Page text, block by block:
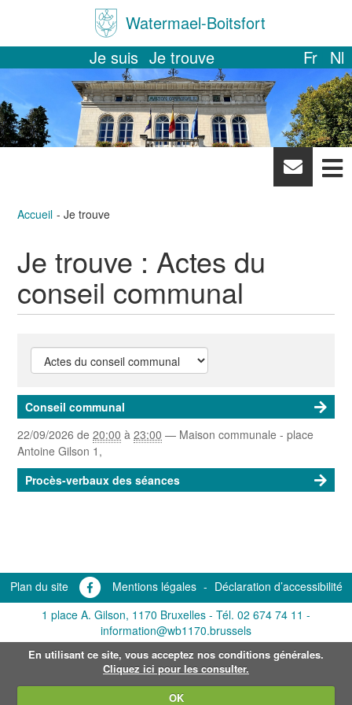
Watermael-Boitsfort
Je suis Je trouve Fr Nl
News
Accueil Je trouve
Je trouve :Actes du
conseil communal
Conseil communal
22/09/2026 de20:00 à23:00 — Maison communale - place
Antoine Gilson 1 ,
Procès-verbaux des séances
Plan du site Mentions légales - Déclaration d’accessibilité
1 place A. Gilson, 1170 Bruxelles - Tél. 02 674 74 11 -
information@wb1170.brussels
En utilisant ce site, vous acceptez nos conditions générales.
Cliquez ici pour les consulter.
OK